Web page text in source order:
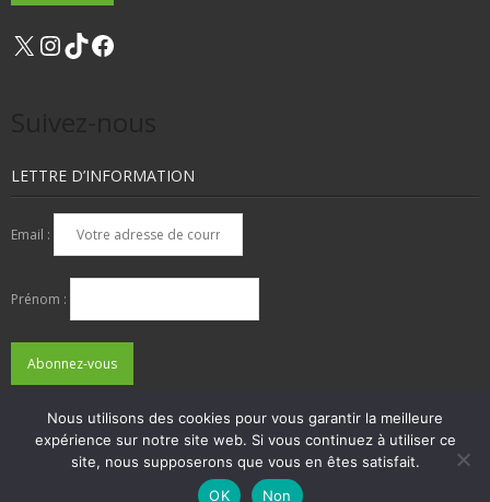
X Instagram
TikTok
LETTRE D’INFORMATION
Email :
Prénom :
ADHÉSIONS, DONS, CONTACT
MENTIONS LÉGALES
Nous utilisons des cookies pour vous garantir la meilleure
expérience sur notre site web. Si vous continuez à utiliser ce
site, nous supposerons que vous en êtes satisfait.
OK
Non